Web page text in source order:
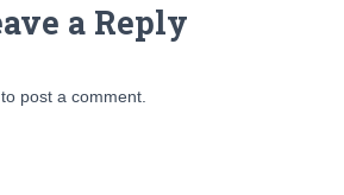
a Reply
to post a comment.